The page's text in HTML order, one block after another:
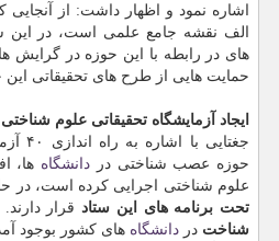
اشاره نمود و اظهار داشت: از
الف نقشه جامع علمی است، در این
های در رابطه با این حوزه در گرایش
حمایت هایی از طرح های تحقیقاتی
ایجاد آزمایشگاه تحقیقاتی علوم شناختی
جغتایی
حوزه عصب شناختی در دانشگاه ها،
علوم شناختی اجرایی كرده است، در
تحت برنامه های این ستاد قرار
شناخت در دانشگاه های كشور بوجود